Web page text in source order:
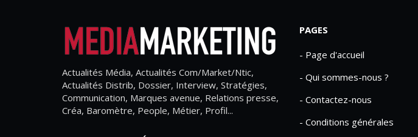
Actualités Média, Actualités Com/Market/Ntic,
Actualités Distrib, Dossier, Interview, Stratégies,
Communication, Marques avenue, Relations presse,
Créa, Baromètre, People, Métier, Profil...
PAGES
- Page d'accueil
- Qui sommes-nous ?
- Contactez-nous
- Conditions générales